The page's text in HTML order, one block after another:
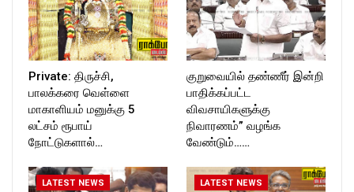
Private: திருச்சி,
பாலக்கரை வெள்ளை
மாகாளியம் மனுக்கு 5
லட்சம் ரூபாய்
நோட்டுகளால்…
குறுவையில் தண்ணீர் இன்றி
பாதிக்கப்பட்ட
விவசாயிகளுக்கு
நிவாரணம்” வழங்க
வேண்டும்……
LATEST NEWS LATEST NEWS